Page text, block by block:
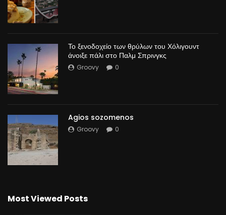
Το ξενοδοχείο των θρύλων του Χόλιγουντ
άνοιξε πάλι στο Παλμ Σπρινγκς
Groovy 0
Agios sozomenos
Groovy 0
Most Viewed Posts